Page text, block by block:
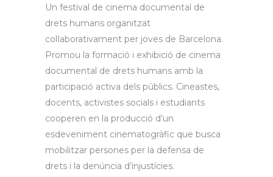
Un festival de cinema documental de
drets humans organitzat
col·laborativament per joves de Barcelona.
Promou la formació i exhibició de cinema
documental de drets humans amb la
participació activa dels públics. Cineastes,
docents, activistes socials i estudiants
cooperen en la producció d’un
esdeveniment cinematogràfic que busca
mobilitzar persones per la defensa de
drets i la denúncia d’injustícies.